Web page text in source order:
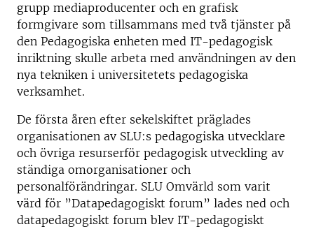
grupp mediaproducenter och en grafisk
formgivare som tillsammans med två tjänster på
den Pedagogiska enheten med IT-pedagogisk
inriktning skulle arbeta med användningen av den
nya tekniken i universitetets pedagogiska
verksamhet.
De första åren efter sekelskiftet präglades
organisationen av SLU:s pedagogiska utvecklare
och övriga resurserför pedagogisk utveckling av
ständiga omorganisationer och
personalförändringar. SLU Omvärld som varit
värd för ”Datapedagogiskt forum” lades ned och
datapedagogiskt forum blev IT-pedagogiskt